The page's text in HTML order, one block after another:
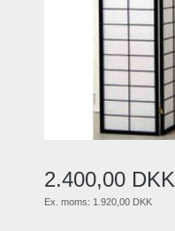
2.400,00 DKK
Ex. moms: 1.920,00 DKK